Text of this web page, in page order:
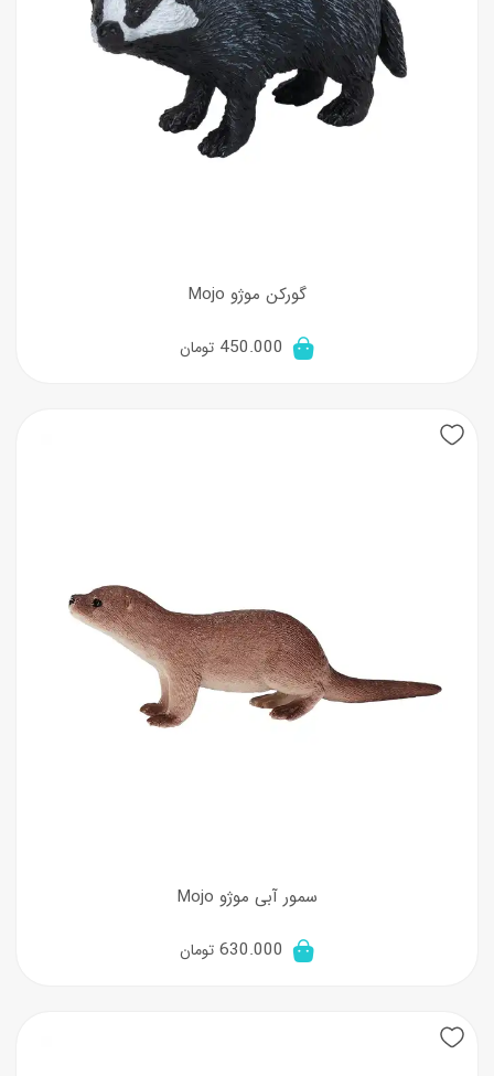
گورکن موژو Mojo
450.000 تومان
سمور آبی موژو Mojo
630.000 تومان